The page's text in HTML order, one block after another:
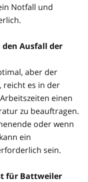
Notfall und
Ausfall der
aber der
reicht es in der
einen
zu beauftragen.
oder wenn
ein
sein.
für Battweiler